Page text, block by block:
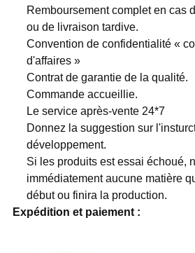
Remboursement complet en cas
ou de livraison tardive.
Convention de confidentialité «
d'affaires »
Contrat de garantie de la qualité.
Commande accueillie.
Le service après-vente 24*7
Donnez la suggestion sur
développement.
Si les produits est essai échoué,
immédiatement aucune matière
début ou finira la production.
Expédition et paiement :